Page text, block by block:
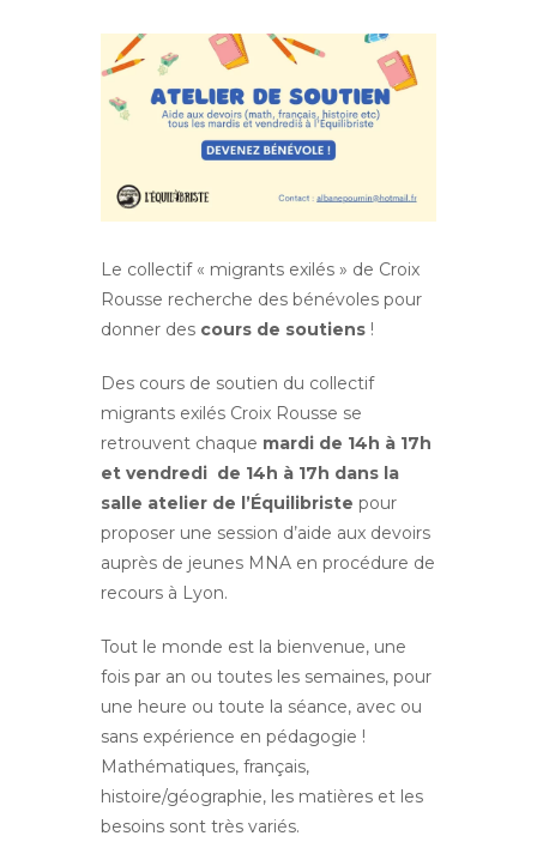
Le collectif « migrants exilés » de Croix
Rousse recherche des bénévoles pour
donner des cours de soutiens !
Des cours de soutien du collectif
migrants exilés Croix Rousse se
retrouvent chaque mardi de 14h à 17h
et vendredi de 14h à 17h dans la
salle atelier de l’Équilibriste pour
proposer une session d’aide aux devoirs
auprès de jeunes MNA en procédure de
recours à Lyon.
Tout le monde est la bienvenue, une
fois par an ou toutes les semaines, pour
une heure ou toute la séance, avec ou
sans expérience en pédagogie !
Mathématiques, français,
histoire/géographie, les matières et les
besoins sont très variés.